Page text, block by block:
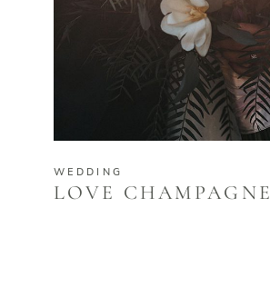
WEDDING
LOVE CHAMPAGNE